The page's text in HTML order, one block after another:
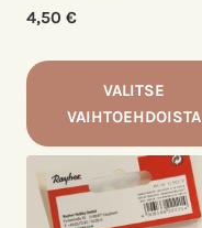
4,50 €
VALITSE
VAIHTOEHDOISTA
Tällä
tuotteella
on